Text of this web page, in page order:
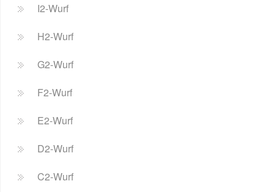
I2-Wurf
H2-Wurf
G2-Wurf
F2-Wurf
E2-Wurf
D2-Wurf
C2-Wurf